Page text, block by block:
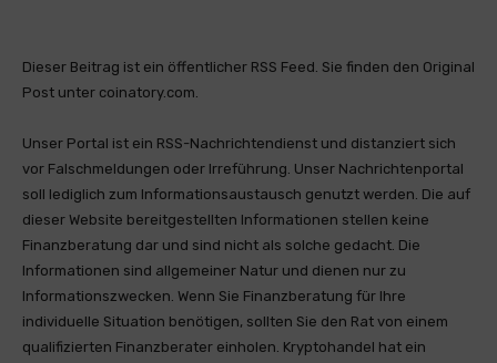
Dieser Beitrag ist ein öffentlicher RSS Feed. Sie finden den Original
Post unter coinatory.com.
Unser Portal ist ein RSS-Nachrichtendienst und distanziert sich
vor Falschmeldungen oder Irreführung. Unser Nachrichtenportal
soll lediglich zum Informationsaustausch genutzt werden. Die auf
dieser Website bereitgestellten Informationen stellen keine
Finanzberatung dar und sind nicht als solche gedacht. Die
Informationen sind allgemeiner Natur und dienen nur zu
Informationszwecken. Wenn Sie Finanzberatung für Ihre
individuelle Situation benötigen, sollten Sie den Rat von einem
qualifizierten Finanzberater einholen. Kryptohandel hat ein